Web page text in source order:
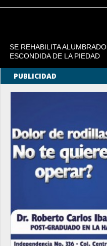
SE REHABILITA
ESCONDIDA DE LA PIEDAD
PUBLICIDAD